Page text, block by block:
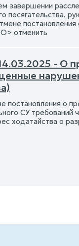
постановления
отменить
- О
постановления о
СУ требований
ходатайства о